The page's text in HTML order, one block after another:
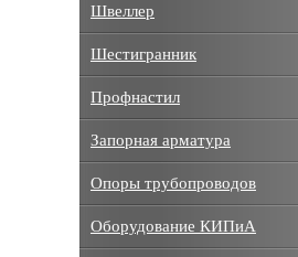
Швеллер
Шестигранник
Профнастил
Запорная арматура
Опоры трубопроводов
Оборудование КИПиА